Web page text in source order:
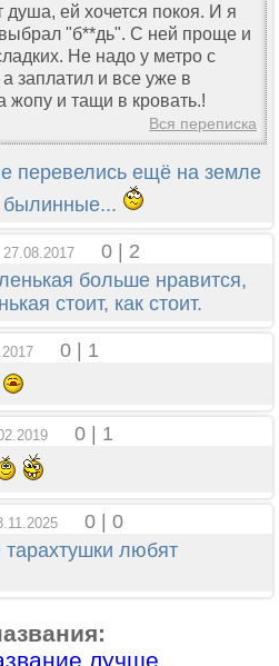
душа, ей хочется покоя. И я
"б**дь". С ней проще и
Не надо у метро с
заплатил и все уже в
жопу и тащи в кровать.!
Вся переписка
перевелись ещё на земле
былинные...
27.08.2017
0 | 2
больше нравится,
стоит, как стоит.
0 | 1
0 | 1
0 | 0
любят
лучше